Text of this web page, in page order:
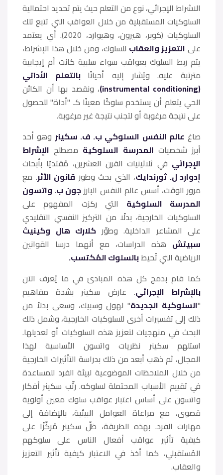
الاشراط الإجرائي، نوع من التعلم حيث يتم تحديد احتمالية
السلوكيات المستقبلية من خلال العواقب التي تتبع تلك
السلوكيات (كوبر، هيرون، وهيوارد، 2020). أي يعتمد
على التعزيز والعقاب للسلوك، ومن خلال هذا الإشراط،
يتم ربط السلوك بعواقب سواء سلبية كانت أم إيجابية
مترتبة عليه. ويُشار إليه أحيانًا بالتعلم الأداتي
(instrumental conditioning)
، ونقصد بها أن الكائن
الحي يتعلم أن يستخدم سلوكًا معينًا كـ "أداة" للحصول
على نتيجة مرغوبة أو لتجنب نتيجة غير مرغوبة.
صاغ عالم النفس السلوكي ب. ف. سكينر وهو أحد
أبرز شخصيات المدرسة السلوكية مصطلح الإشراط
الإجرائي في ثلاثينيات القرن العشرين، مُقتديًا بأبحاث
إدوارد ل. ثورندايك، الذي بحث وطور قانون الأثر. مع
مرور الوقت، أسس عالم النفس البارزجون ب. واتسون
المدرسة السلوكية التي ركزت المفهوم على
السلوكيات الخارجية، بدلًا من التركيز النفسي التقليدي
على المشاعر الداخلية. وطوّركلارك هال وكينيث
سبيتش هذه الدراسات، مع أنهما درسا القوانين
الرياضية التي تُحيطبالسلوك المُكتسب.
كما قام بدمج كل هذه المبادئ في ما يُعرف الآن
بالإشراط الإجرائي. عارض سكينر بشدة مفاهيم
"السلوكية الجديدة" لهول وسبيك، وسعى بدلاً من
ذلك إلى تفسيرات أخرى للسلوكيات الخارجية، وشمل ذلك
البحث في منهجيات لتعزيز هذه السلوكيات أو تعديلها.
استلهم سكينر نظريات واتسون الأساسية لهذا
المجال، ثم ذهب أبعد من ذلك بدراسة التأثيرات الخارجية
من خلال الملاحظات الموضوعية لبيئة الفرد للمساعدة
في تقييم الأسباب المحتملة لسلوكه. رتّب سكينر أفكار
واتسون على أساس اعتبار عواقب سلوك معين أولوية
قصوى، مع مراعاة العوامل البيئية، بالإضافة إلى
مهارات الفرد. بهذه الطريقة، ظلّ سكينر مُركّزًا على
كيفية تأثير عواقب أفعال الناس على سلوكهم
المُستقبلي، كما أخذ في الاعتبار كيفية تأثير التعزيز
والعقاب.